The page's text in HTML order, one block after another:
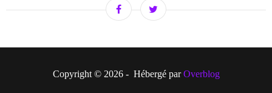
Copyright © 2026 - Hébergé parOverblog